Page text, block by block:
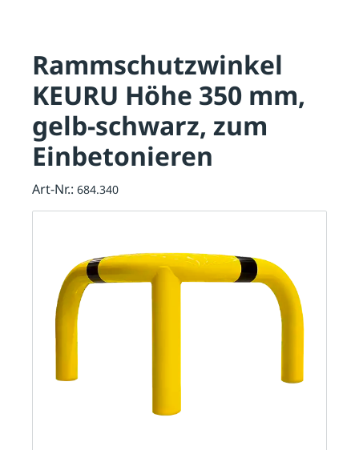
Rammschutzwinkel
KEURU Höhe 350 mm,
gelb-schwarz, zum
Einbetonieren
Art-Nr.: 684.340